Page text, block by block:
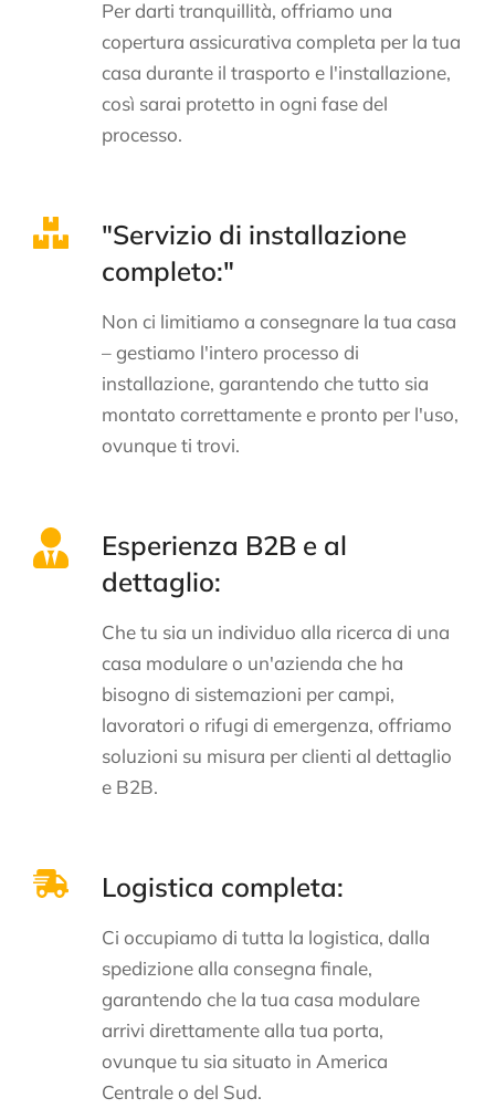
Per darti tranquillità, offriamo una
copertura assicurativa completa per la tua
casa durante il trasporto e l'installazione,
così sarai protetto in ogni fase del
processo.
"Servizio di installazione
completo:"
Non ci limitiamo a consegnare la tua casa
– gestiamo l'intero processo di
installazione, garantendo che tutto sia
montato correttamente e pronto per l'uso,
ovunque ti trovi.
Esperienza B2B e al
dettaglio:
Che tu sia un individuo alla ricerca di una
casa modulare o un'azienda che ha
bisogno di sistemazioni per campi,
lavoratori o rifugi di emergenza, offriamo
soluzioni su misura per clienti al dettaglio
e B2B.
Logistica completa:
Ci occupiamo di tutta la logistica, dalla
spedizione alla consegna finale,
garantendo che la tua casa modulare
arrivi direttamente alla tua porta,
ovunque tu sia situato in America
Centrale o del Sud.